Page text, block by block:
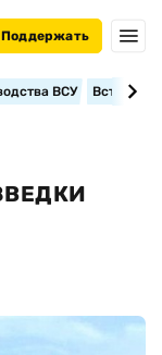
Поддержать
ВСУ